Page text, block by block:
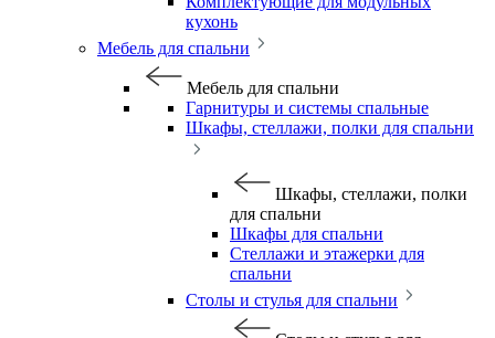
кухонь
Мебель для спальни
Мебель для спальни
Гарнитуры и системы спальные
Шкафы, стеллажи, полки для спальни
Шкафы, стеллажи, полки
для спальни
Шкафы для спальни
Стеллажи и этажерки для
спальни
Столы и стулья для спальни